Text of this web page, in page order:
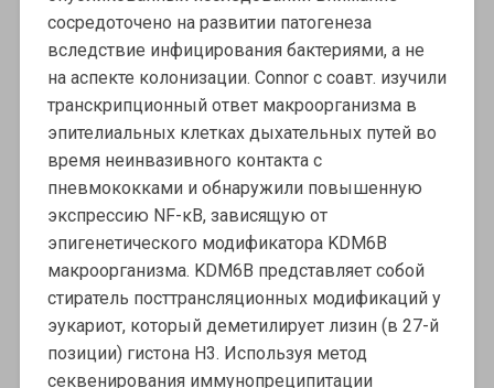
сосредоточено на развитии патогенеза
вследствие инфицирования бактериями, а не
на аспекте колонизации. Connor с соавт. изучили
транскрипционный ответ макроорганизма в
эпителиальных клетках дыхательных путей во
время неинвазивного контакта с
пневмококками и обнаружили повышенную
экспрессию NF-κB, зависящую от
эпигенетического модификатора KDM6B
макроорганизма. KDM6B представляет собой
стиратель посттрансляционных модификаций у
эукариот, который деметилирует лизин (в 27-й
позиции) гистона H3. Используя метод
секвенирования иммунопреципитации